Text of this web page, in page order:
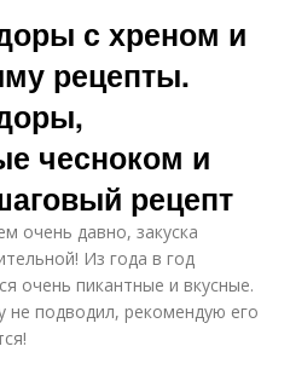
с хреном и
рецепты.
чесноком и
рецепт
очень давно, закуска
Из года в год
очень пикантные и вкусные.
не подводил, рекомендую его